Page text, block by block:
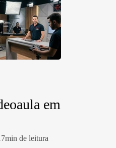
em
de leitura